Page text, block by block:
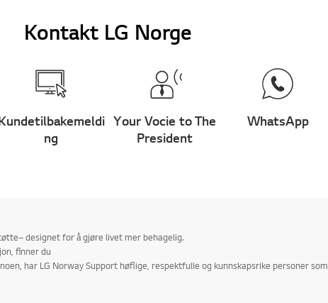
Kontakt LG Norge
ng
Your Vocie to The
President
WhatsApp
designet for å gjøre livet mer behagelig.
finner du
har LG Norway Support høflige, respektfulle og kunnskapsrike personer som